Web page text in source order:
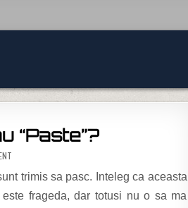
“Paste”?
ON CUM ESTE CORECT? “PASTI” SAU “PASTE”?
trimis sa pasc. Inteleg ca aceasta
frageda, dar totusi nu o sa ma